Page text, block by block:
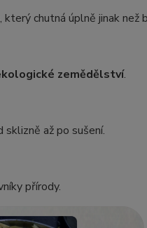
který chutná úplně jinak než
zemědělství.
až po sušení.
přírody.